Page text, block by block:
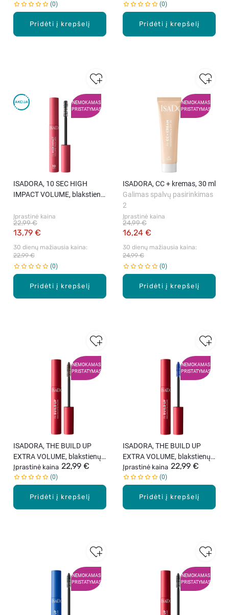
Pridėti į krepšelį
0
Pridėti į krepšelį
0
NEMOKAMAS
PRISTATYMAS
Pridėti į krepšelį
ISADORA, 10 SEC HIGH
IMPACT VOLUME, blakstienų
Įprastinė kaina
13,79 €
22,99 €
30 dienų mažiausia kaina:
22,99 €
0
NEMOKAMAS
PRISTATYMAS
Pridėti į krepšelį
ISADORA, CC + kremas, 30 ml
Įprastinė kaina
16,24 €
24,99 €
30 dienų mažiausia kaina:
24,99 €
Galimas spalvų pasirinkimas
2
0
NEMOKAMAS
PRISTATYMAS
Pridėti į krepšelį
ISADORA, THE BUILD UP
EXTRA VOLUME, blakstienų
tušas, 10 ml
Įprastinė kaina 22,99 €
0
NEMOKAMAS
PRISTATYMAS
Pridėti į krepšelį
ISADORA, THE BUILD UP
EXTRA VOLUME, blakstienų
tušas, 10 ml
Įprastinė kaina 22,99 €
0
NEMOKAMAS
PRISTATYMAS
NEMOKAMAS
PRISTATYMAS